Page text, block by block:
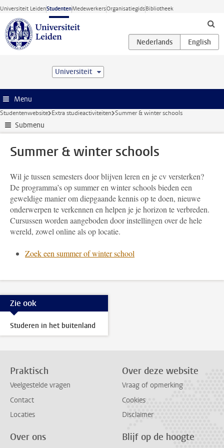
Ga direct naar de inhoud
Universiteit LeidenStudentenMedewerkersOrganisatiegidsBibliotheek
Universiteit
Menu
Studentenwebsite Extra studieactiviteiten Summer & winter schools
Submenu
Summer & winter schools
Wil je tussen semesters door blijven leren en je cv versterken?
De programma’s op summer en winter schools bieden een
geweldige manier om diepgaande kennis op te doen, nieuwe
onderwerpen te verkennen en helpen je je horizon te verbreden.
Cursussen worden aangeboden door instellingen over de hele
wereld, zowel online als op locatie.
Zoek een summer of winter school
Zie ook
Studeren in het buitenland
Praktisch
Veelgestelde vragen
Contact
Locaties
Over deze website
Vraag of opmerking
Cookies
Disclaimer
Over ons Blijf op de hoogte